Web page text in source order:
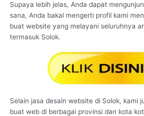
Supaya lebih jelas, Anda dapat
sana, Anda bakal mengerti profil kami
buat website yang melayani seluruhnya
termasuk Solok.
Selain jasa desain website di Solok, kami
buat web di berbagai provinsi dan kota